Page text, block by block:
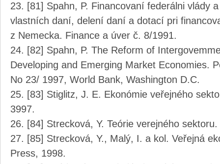
[81] Spahn, P. Financovaní federálni vlády
vlastních daní, delení daní a dotací pri
z Nemecka. Finance a úver č. 8/1991.
[82] Spahn, P. The Reform of
Developing and Emerging Market Economies.
No 23/ 1997, World Bank, Washington D.C.
[83] Stiglitz, J. E. Ekonómie veřejného
3997.
[84] Strecková, Y. Teórie verejného
[85] Strecková, Y., Malý, I. a kol. Veřejná
Press, 1998.